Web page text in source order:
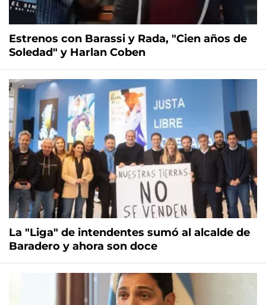
Estrenos con Barassi y Rada, "Cien años de
Soledad" y Harlan Coben
La "Liga" de intendentes sumó al alcalde de
Baradero y ahora son doce